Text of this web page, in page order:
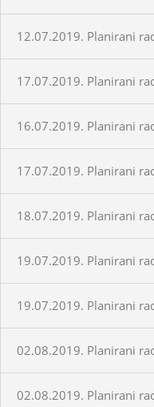
12.07.2019. Planirani
17.07.2019. Planirani
16.07.2019. Planirani
17.07.2019. Planirani
18.07.2019. Planirani
19.07.2019. Planirani
19.07.2019. Planirani
02.08.2019. Planirani
02.08.2019. Planirani